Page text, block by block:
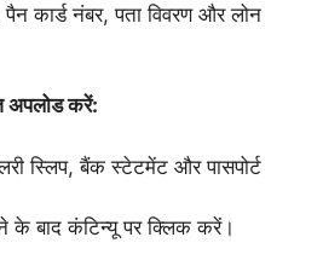
कार्ड नंबर, पता विवरण और लोन
अपलोड करें:
स्लिप, बैंक स्टेटमेंट और पासपोर्ट
के बाद कंटिन्यू पर क्लिक करें।